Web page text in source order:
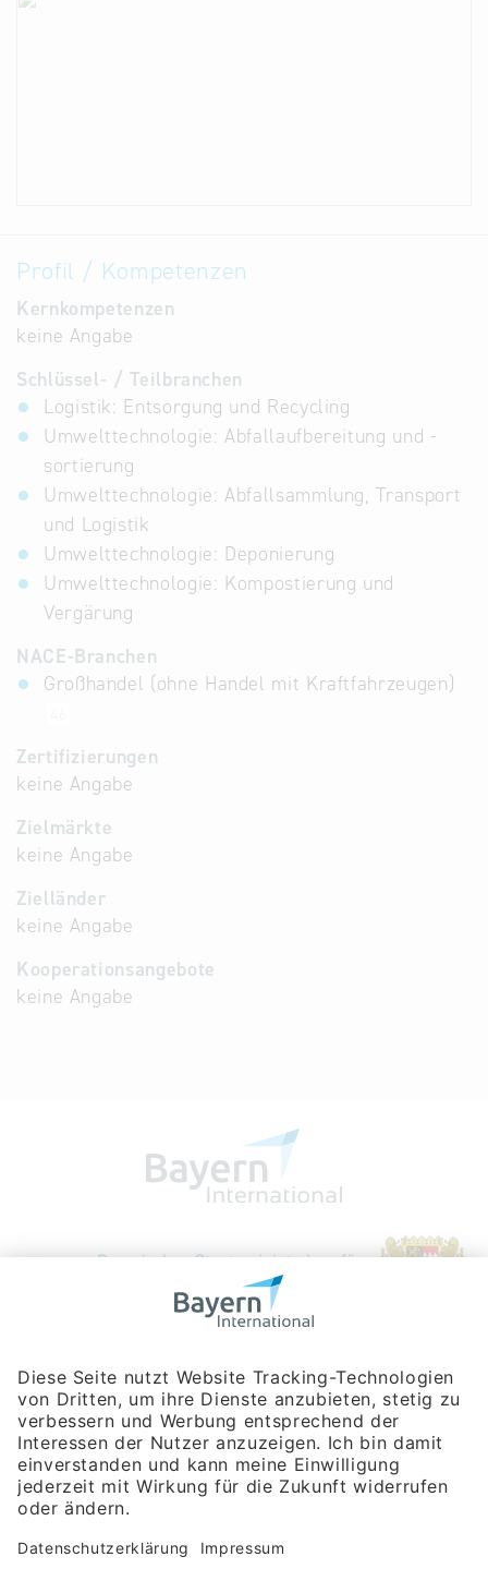
Profil / Kompetenzen
Kernkompetenzen
keine Angabe
Schlüssel- / Teilbranchen
Logistik: Entsorgung und Recycling
Umwelttechnologie: Abfallaufbereitung und -
sortierung
Umwelttechnologie: Abfallsammlung, Transport
und Logistik
Umwelttechnologie: Deponierung
Umwelttechnologie: Kompostierung und
Vergärung
NACE-Branchen
Großhandel (ohne Handel mit Kraftfahrzeugen)
Zertifizierungen
keine Angabe
Zielmärkte
keine Angabe
Zielländer
keine Angabe
Kooperationsangebote
keine Angabe
Bayerische Gesellschaft für Internationale
Rosenheimer Str. 143C
81671 München
Tel:+49 180 5949260
(Festnetz 14 ct/min, Mobil max. 42 ct/min)
Hotline
Datenschutzerklärung